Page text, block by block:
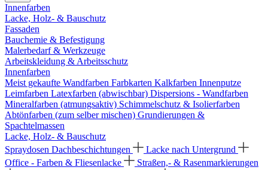
Innenfarben
Lacke, Holz- & Bauschutz
Fassaden
Bauchemie & Befestigung
Malerbedarf & Werkzeuge
Arbeitskleidung & Arbeitsschutz
Innenfarben
Meist gekaufte Wandfarben Farbkarten Kalkfarben Innenputze
Leimfarben Latexfarben (abwischbar) Dispersions - Wandfarben
Mineralfarben (atmungsaktiv) Schimmelschutz & Isolierfarben
Abtönfarben (zum selber mischen) Grundierungen &
Spachtelmassen
Lacke, Holz- & Bauschutz
Spraydosen Dachbeschichtungen
Lacke nach Untergrund
Office - Farben & Fliesenlacke
Straßen,- & Rasenmarkierungen